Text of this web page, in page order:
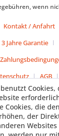
wenn
Kontakt / Anfahrt
Jahre Garantie
AGB
Cookies, die
der